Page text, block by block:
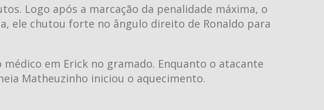
Logo após a marcação da penalidade máxima, o
ele chutou forte no ângulo direito de Ronaldo para
em Erick no gramado. Enquanto o atacante
Matheuzinho iniciou o aquecimento.